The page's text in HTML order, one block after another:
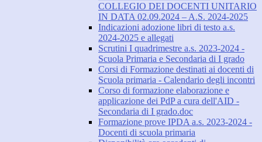
COLLEGIO DEI DOCENTI UNITARIO
IN DATA 02.09.2024 – A.S. 2024-2025
Indicazioni adozione libri di testo a.s.
2024-2025 e allegati
Scrutini I quadrimestre a.s. 2023-2024 -
Scuola Primaria e Secondaria di I grado
Corsi di Formazione destinati ai docenti di
Scuola primaria - Calendario degli incontri
Corso di formazione elaborazione e
applicazione dei PdP a cura dell'AID -
Secondaria di I grado.doc
Formazione prove IPDA a.s. 2023-2024 -
Docenti di scuola primaria